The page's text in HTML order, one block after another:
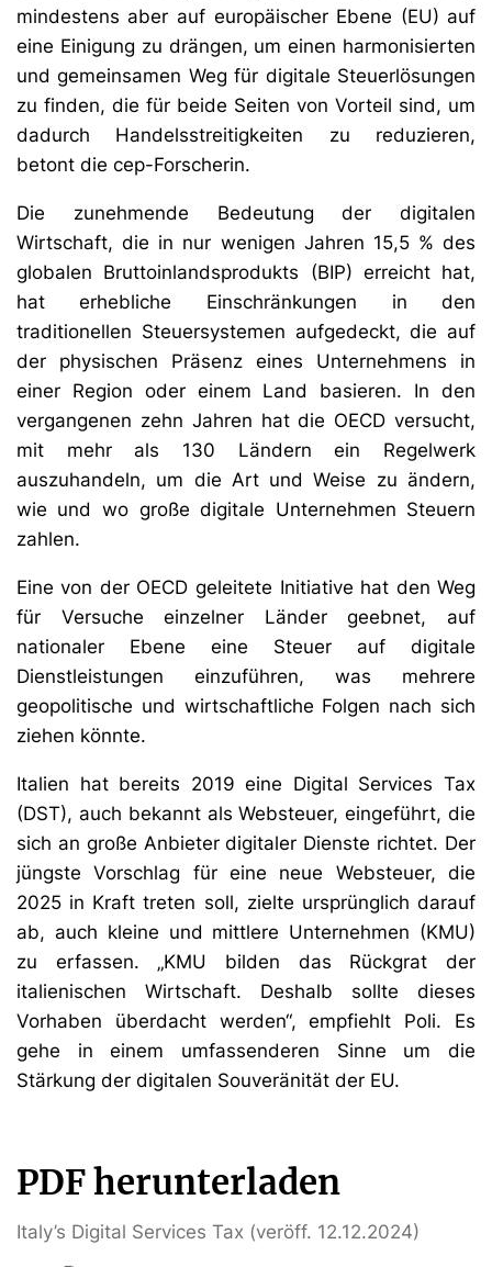
mindestens aber auf europäischer Ebene (EU) auf
eine Einigung zu drängen, um einen harmonisierten
und gemeinsamen Weg für digitale Steuerlösungen
zu finden, die für beide Seiten von Vorteil sind, um
dadurch Handelsstreitigkeiten zu reduzieren,
betont die cep-Forscherin.
Die zunehmende Bedeutung der digitalen
Wirtschaft, die in nur wenigen Jahren 15,5 % des
globalen Bruttoinlandsprodukts (BIP) erreicht hat,
hat erhebliche Einschränkungen in den
traditionellen Steuersystemen aufgedeckt, die auf
der physischen Präsenz eines Unternehmens in
einer Region oder einem Land basieren. In den
vergangenen zehn Jahren hat die OECD versucht,
mit mehr als 130 Ländern ein Regelwerk
auszuhandeln, um die Art und Weise zu ändern,
wie und wo große digitale Unternehmen Steuern
zahlen.
Eine von der OECD geleitete Initiative hat den Weg
für Versuche einzelner Länder geebnet, auf
nationaler Ebene eine Steuer auf digitale
Dienstleistungen einzuführen, was mehrere
geopolitische und wirtschaftliche Folgen nach sich
ziehen könnte.
Italien hat bereits 2019 eine Digital Services Tax
(DST), auch bekannt als Websteuer, eingeführt, die
sich an große Anbieter digitaler Dienste richtet. Der
jüngste Vorschlag für eine neue Websteuer, die
2025 in Kraft treten soll, zielte ursprünglich darauf
ab, auch kleine und mittlere Unternehmen (KMU)
zu erfassen. „KMU bilden das Rückgrat der
italienischen Wirtschaft. Deshalb sollte dieses
Vorhaben überdacht werden“, empfiehlt Poli. Es
gehe in einem umfassenderen Sinne um die
Stärkung der digitalen Souveränität der EU.
PDF herunterladen
Italy’s Digital Services Tax (veröff. 12.12.2024)